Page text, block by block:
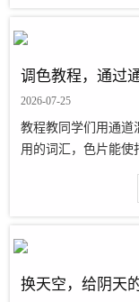
调色教程，通过
2026-07-25
教程教同学们用通道
用的词汇，色片能使
轮廓，但是通常的
光的一种运用，教程
换天空，给阴天